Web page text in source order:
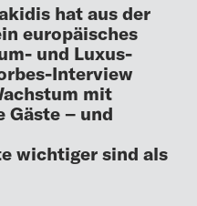
hat aus der
europäisches
und Luxus­
Interview
mit
– und
wichtiger sind als